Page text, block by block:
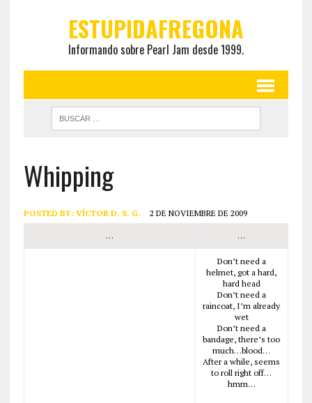
ESTUPIDAFREGONA
Informando sobre Pearl Jam desde 1999.
Whipping
POSTED BY: VÍCTOR D. S. G. 2 DE NOVIEMBRE DE 2009
… …
Don’t need a
helmet, got a hard,
hard head
Don’t need a
raincoat, I’m already
wet
Don’t need a
bandage, there’s too
much…blood…
After a while, seems
to roll right off…
hmm…